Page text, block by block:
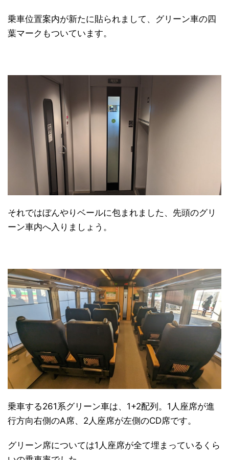
乗車位置案内が新たに貼られまして、グリーン車の四
葉マークもついています。
それではぼんやりベールに包まれました、先頭のグリ
ーン車内へ入りましょう。
乗車する261系グリーン車は、1+2配列。1人座席が進
行方向右側のA席、2人座席が左側のCD席です。
グリーン席については1人座席が全て埋まっているくら